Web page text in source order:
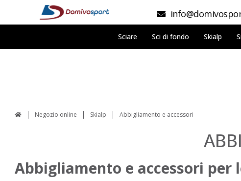
Sciare Sci di fondo Skialp
Negozio online Skialp Abbigliamento e accessori
Abbigliamento e accessori